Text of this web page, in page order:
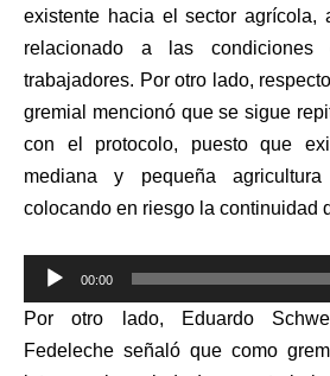
existente hacia el sector agrícola,
relacionado a las
trabajadores. Por otro lado,
gremial mencionó que se sigue
con el protocolo, puesto que
mediana y pequeña
colocando en riesgo la continuidad
Reproductor
de
audio
00:00
Por otro lado, Eduardo
Fedeleche señaló que como